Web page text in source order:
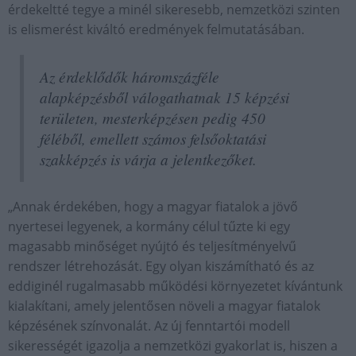
érdekeltté tegye a minél sikeresebb, nemzetközi szinten
is elismerést kiváltó eredmények felmutatásában.
Az érdeklődők háromszázféle
alapképzésből válogathatnak 15 képzési
területen, mesterképzésen pedig 450
féléből, emellett számos felsőoktatási
szakképzés is várja a jelentkezőket.
„Annak érdekében, hogy a magyar fiatalok a jövő
nyertesei legyenek, a kormány célul tűzte ki egy
magasabb minőséget nyújtó és teljesítményelvű
rendszer létrehozását. Egy olyan kiszámítható és az
eddiginél rugalmasabb működési környezetet kívántunk
kialakítani, amely jelentősen növeli a magyar fiatalok
képzésének színvonalát. Az új fenntartói modell
sikerességét igazolja a nemzetközi gyakorlat is, hiszen a